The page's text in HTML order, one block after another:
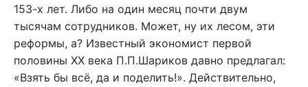
153-х лет. Либо на один месяц почти двум
тысячам сотрудников. Может, ну их лесом, эти
реформы, а? Известный экономист первой
половины XX века П.П.Шариков давно предлагал:
«Взять бы всё, да и поделить!». Действительно,